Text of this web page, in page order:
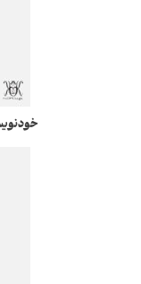
خودنویس 106522 Meisterstück مونبلان